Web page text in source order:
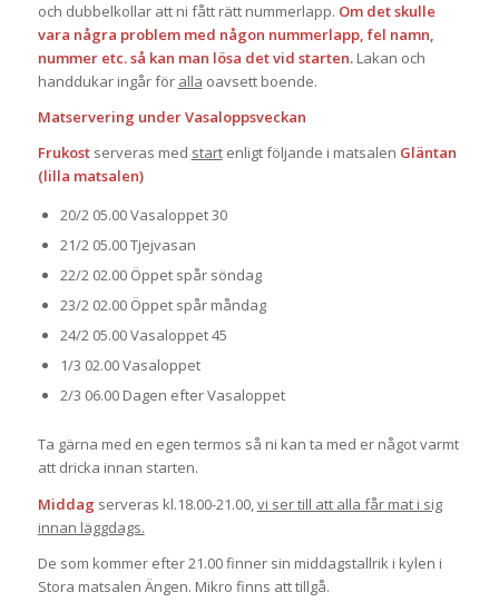
och dubbelkollar att ni fått rätt nummerlapp. Om det skulle
vara några problem med någon nummerlapp, fel namn,
nummer etc. så kan man lösa det vid starten. Lakan och
handdukar ingår för alla oavsett boende.
Matservering under Vasaloppsveckan
Frukostserveras med startenligt följande i matsalen Gläntan
(lilla matsalen)
20/2 05.00 Vasaloppet 30
21/2 05.00 Tjejvasan
22/2 02.00 Öppet spår söndag
23/2 02.00 Öppet spår måndag
24/2 05.00 Vasaloppet 45
1/3 02.00 Vasaloppet
2/3 06.00 Dagen efter Vasaloppet
Ta gärna med en egen termos så ni kan ta med er något varmt
att dricka innan starten.
Middag serveras kl.18.00-21.00, vi ser till att alla får mat i sig
innan läggdags.
De som kommer efter 21.00 finner sin middagstallrik i kylen i
Stora matsalen Ängen. Mikro finns att tillgå.